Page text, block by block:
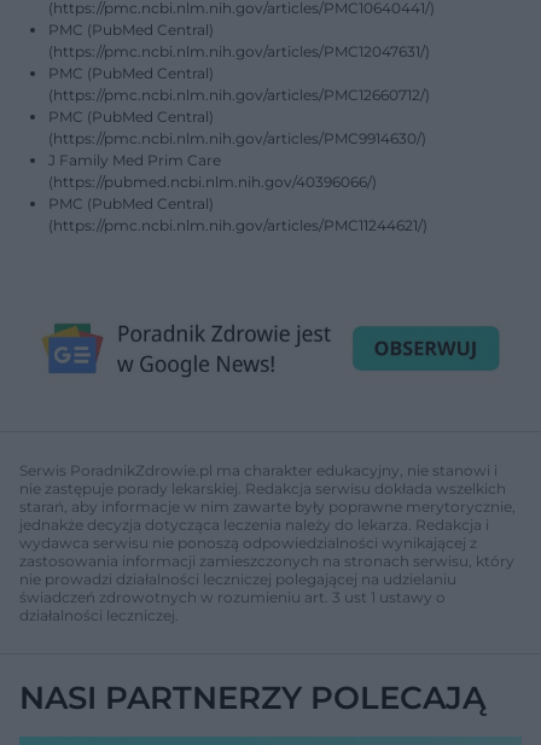
(https://pmc.ncbi.nlm.nih.gov/articles/PMC10640441/)
PMC (PubMed Central)
(https://pmc.ncbi.nlm.nih.gov/articles/PMC12047631/)
PMC (PubMed Central)
(https://pmc.ncbi.nlm.nih.gov/articles/PMC12660712/)
PMC (PubMed Central)
(https://pmc.ncbi.nlm.nih.gov/articles/PMC9914630/)
J Family Med Prim Care
(https://pubmed.ncbi.nlm.nih.gov/40396066/)
PMC (PubMed Central)
(https://pmc.ncbi.nlm.nih.gov/articles/PMC11244621/)
Serwis PoradnikZdrowie.pl ma charakter edukacyjny, nie stanowi i
nie zastępuje porady lekarskiej. Redakcja serwisu dokłada wszelkich
starań, aby informacje w nim zawarte były poprawne merytorycznie,
jednakże decyzja dotycząca leczenia należy do lekarza. Redakcja i
wydawca serwisu nie ponoszą odpowiedzialności wynikającej z
zastosowania informacji zamieszczonych na stronach serwisu, który
nie prowadzi działalności leczniczej polegającej na udzielaniu
świadczeń zdrowotnych w rozumieniu art. 3 ust 1 ustawy o
działalności leczniczej.
NASI PARTNERZY POLECAJĄ